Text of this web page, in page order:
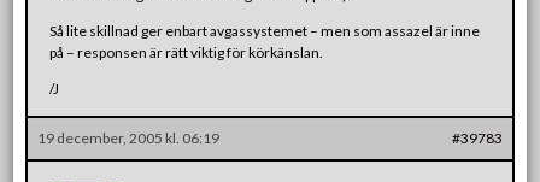
Så lite skillnad ger enbart avgassystemet – men som assazel är inne
på – responsen är rätt viktig för körkänslan.
/J
19 december, 2005 kl. 06:19 #39783